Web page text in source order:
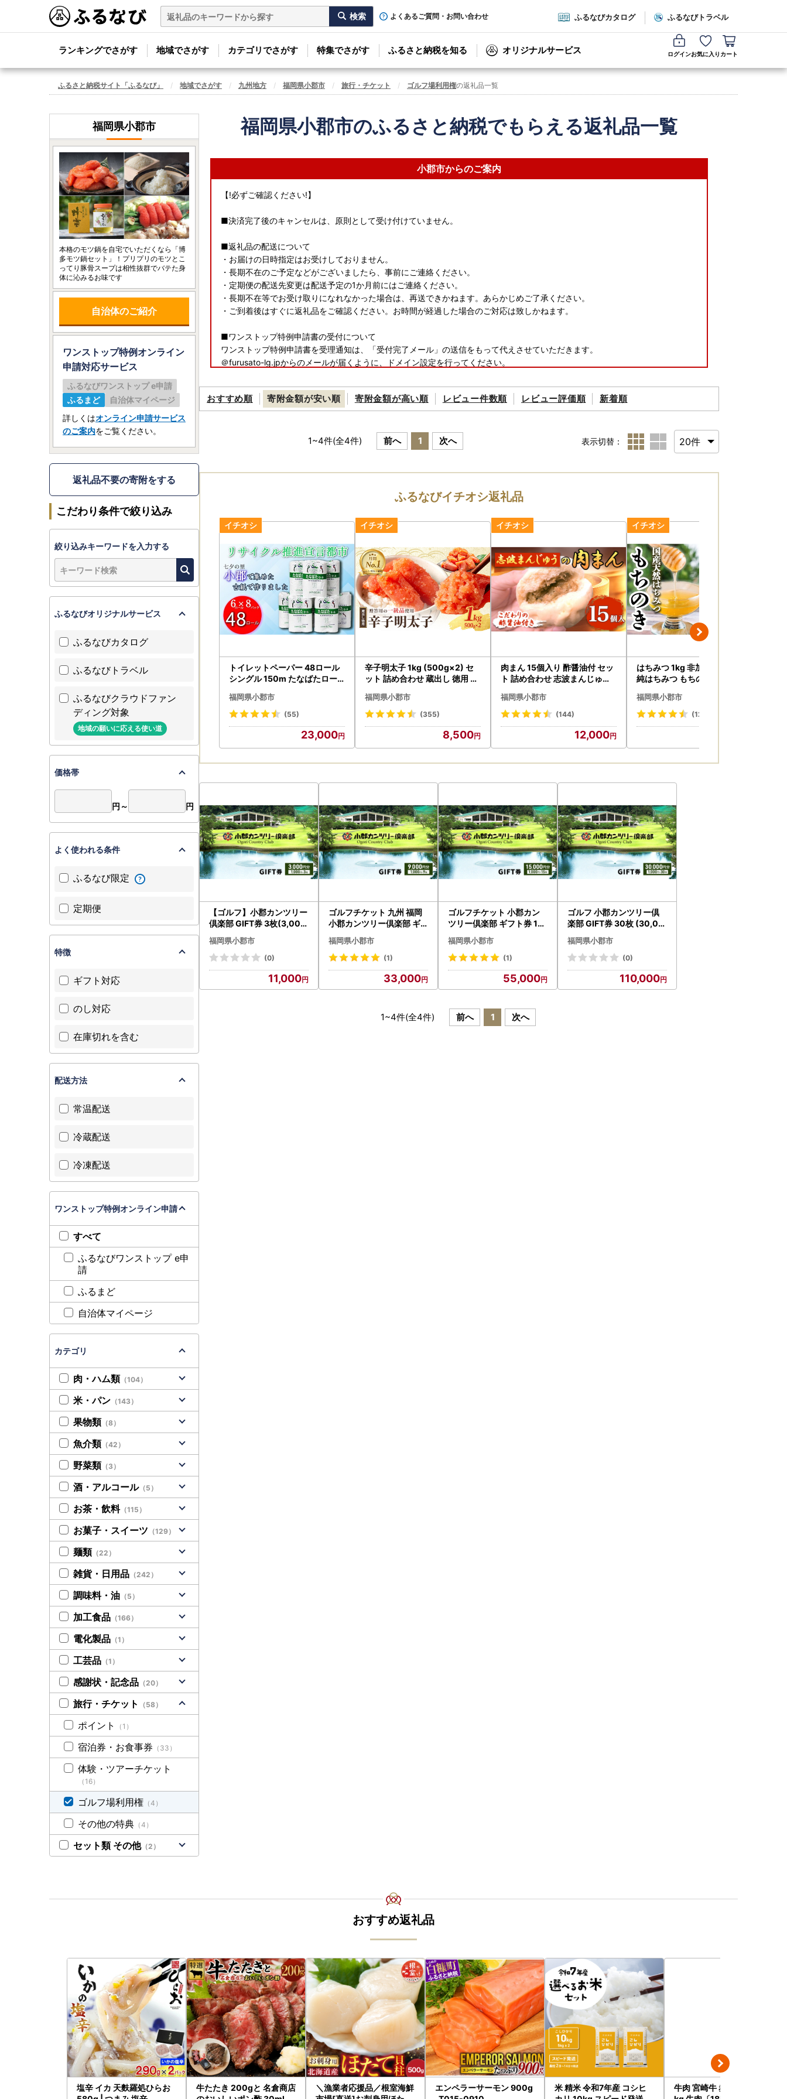
よくあるご質問・お問い合わせ ふるなびカタログ ふるなびトラベル
ランキングでさがす 地域でさがす カテゴリでさがす 特集でさがす ふるさと納税を知る オリジナルサービス ログインお気に入り カート
ふるさと納税サイト「ふるなび」 地域でさがす 九州地方 福岡県小郡市 旅行・チケット ゴルフ場利用権の返礼品一覧
福岡県小郡市のふるさと納税でもらえる返礼品一覧
小郡市からのご案内
【!必ずご確認ください!】
■決済完了後のキャンセルは、原則として受け付けていません。
■返礼品の配送について
・お届けの日時指定はお受けしておりません。
・長期不在のご予定などがございましたら、事前にご連絡ください。
・定期便の配送先変更は配送予定の1か月前にはご連絡ください。
・長期不在等でお受け取りになれなかった場合は、再送できかねます。あらかじめご了承ください。
・ご到着後はすぐに返礼品をご確認ください。お時間が経過した場合のご対応は致しかねます。
■ワンストップ特例申請書の受付について
ワンストップ特例申請書を受理通知は、「受付完了メール」の送信をもって代えさせていただきます。
＠furusato-lg.jpからのメールが届くように、ドメイン設定を行ってください。
■お申し込みとご入金について
年末年始も通常通り、お申し込みを受け付けております。
令和7年12月31日までに決済処理が完了しているもの
「クレジット決済以外」の場合
お申し込みが令和7年12月14日までで、令和7年12月31日までに当庁にて入金確認できたもの
■ 寄附金受領証明書発行について
上記期日までにご入金確認ができたものを令和7年分として発行いたします。
なお、12月26日以降にご入金の確認がとれたものにつきましては、年明けより順次発行し1月中旬までに郵送いたします。
1月末日までに寄附金受領証明書が届かない場合にはご連絡ください。
ワンストップ特例をご利用される場合、令和8年1月10日までに申請書が当庁まで届くように発送ください。
マイナンバーに関する添付書類に漏れのないようご注意ください。
ダウンロードされる場合は以下よりお願いいたします。
URL：https://www.soumu.go.jp/main_content/000397109.pdf
年内配送希望およびお届け日時の指定につきましては受けかねますのであらかじめご了承ください。
当庁は12月27日から1月4日まで閉庁いたします。
おすすめ順 寄附金額が安い順 寄附金額が高い順 レビュー件数順 レビュー評価順 新着順
1~4件(全4件) 前へ 1 次へ 表示切替：
ふるなびイチオシ返礼品
トイレットペーパー 48ロール
シングル 150m たなばたロー
用品 生活雑貨 消耗品 トイレ ペ
ーパー トイレペーパー リサイ
福岡県小郡市
(55)
23,000
辛子明太子 1kg (500g×2) セ
ット 詰め合わせ 蔵出し 徳用 贈
鮮 海鮮セット ご飯のお供 おに
ぎり おにぎりの具 ギフト 贈り
福岡県小郡市
(355)
8,500
肉まん 15個入り 酢醤油付 セッ
ト 詰め合わせ 志波まんじゅう
菜 軽食 おやつ 朝食 点心 中華ま
ん 中華まんじゅう 中華 福岡 福
福岡県小郡市
(144)
12,000
はちみつ 1kg 非加熱 国産 天然
純はちみつ もちの木 蜂蜜 ハチ
産はちみつ 国産蜂蜜 無添加 無
加工 非加熱はちみつ 非加熱蜂
福岡県小郡市
(12)
【ゴルフ】小郡カンツリー
倶楽部 GIFT券 3枚(3,000
円分)
福岡県小郡市
(0)
11,000
ゴルフチケット 九州 福岡
小郡カンツリー倶楽部 ギ
フト券 9枚 9000円 ゴルフ
チケット 商品券 ゴルフ券
スポーツ ラウンド 券 福岡
県 小郡市
福岡県小郡市
(1)
33,000
ゴルフチケット 小郡カン
ツリー倶楽部 ギフト券 15
枚 15000円分 ゴルフ チケ
ット 商品券 カントリーク
ラブ クーポン券 施設利用
券 利用券 福岡 福岡県 小郡
福岡県小郡市
(1)
55,000
ゴルフ 小郡カンツリー倶
楽部 GIFT券 30枚 (30,00
0円分) チケット 商品券
福岡県小郡市
(0)
110,000
1~4件(全4件) 前へ 1 次へ
福岡県小郡市
本格のモツ鍋を自宅でいただくなら「博
多モツ鍋セット」！プリプリのモツとこ
ってり豚骨スープは相性抜群でバテた身
体に沁みるお味です
自治体のご紹介
ワンストップ特例オンライン
申請対応サービス
ふるなびワンストップ e申請
ふるまど
自治体マイページ
詳しくはオンライン申請サービス
のご案内をご覧ください。
返礼品不要の寄附をする
こだわり条件で絞り込み
絞り込みキーワードを入力する
ふるなびオリジナルサービス
ふるなびカタログ
ふるなびトラベル
ふるなびクラウドファン
ディング対象
地域の願いに応える使い道
価格帯
円～ 円
よく使われる条件
ふるなび限定
定期便
特徴
ギフト対応
のし対応
在庫切れを含む
配送方法
常温配送
冷蔵配送
冷凍配送
ワンストップ特例オンライン申請
すべて
ふるなびワンストップ e申
請
ふるまど
自治体マイページ
カテゴリ
肉・ハム類 （104）
米・パン （143）
果物類 （8）
魚介類 （42）
野菜類 （3）
酒・アルコール（5）
お茶・飲料（115）
お菓子・スイーツ （129）
麺類 （22）
雑貨・日用品 （242）
調味料・油 （5）
加工食品 （166）
電化製品 （1）
工芸品 （1）
感謝状・記念品 （20）
旅行・チケット （58）
ポイント （1）
宿泊券・お食事券 （33）
体験・ツアーチケット
（16）
ゴルフ場利用権 （4）
その他の特典 （4）
セット類 その他（2）
おすすめ返礼品
塩辛 イカ 天麩羅処ひらお
牛たたき 200gと 名倉商店
＼漁業者応援品／根室海鮮
エンペラーサーモン 900g
米 精米 令和7年産 コシヒ
牛肉 宮崎牛 赤身＆霜降り 1